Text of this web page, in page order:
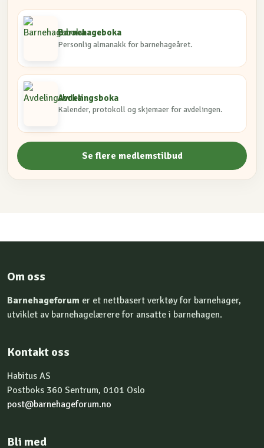
Barnehageboka
Personlig almanakk for barnehageåret.
Avdelingsboka
Kalender, protokoll og skjemaer for avdelingen.
Se flere medlemstilbud
Om oss
Barnehageforum er et nettbasert verktøy for barnehager,
utviklet av barnehagelærere for ansatte i barnehagen.
Kontakt oss
Habitus AS
Postboks 360 Sentrum, 0101 Oslo
post@barnehageforum.no
Bli med